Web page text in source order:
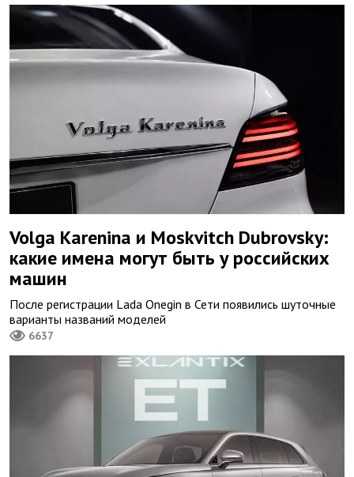
Volga Karenina и Moskvitch Dubrovsky:
какие имена могут быть у российских
машин
После регистрации Lada Onegin в Сети появились шуточные
варианты названий моделей
6637